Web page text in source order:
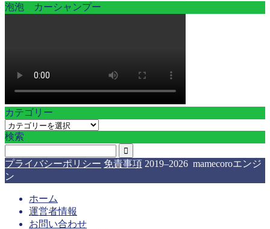
泡泡 カーシャンプー
カテゴリー
カ
テ
リ
ー
検索
プライバシーポリシー 免責事項 2019–2026 mamecoroエンジ
ン
ホーム
運営者情報
お問い合わせ